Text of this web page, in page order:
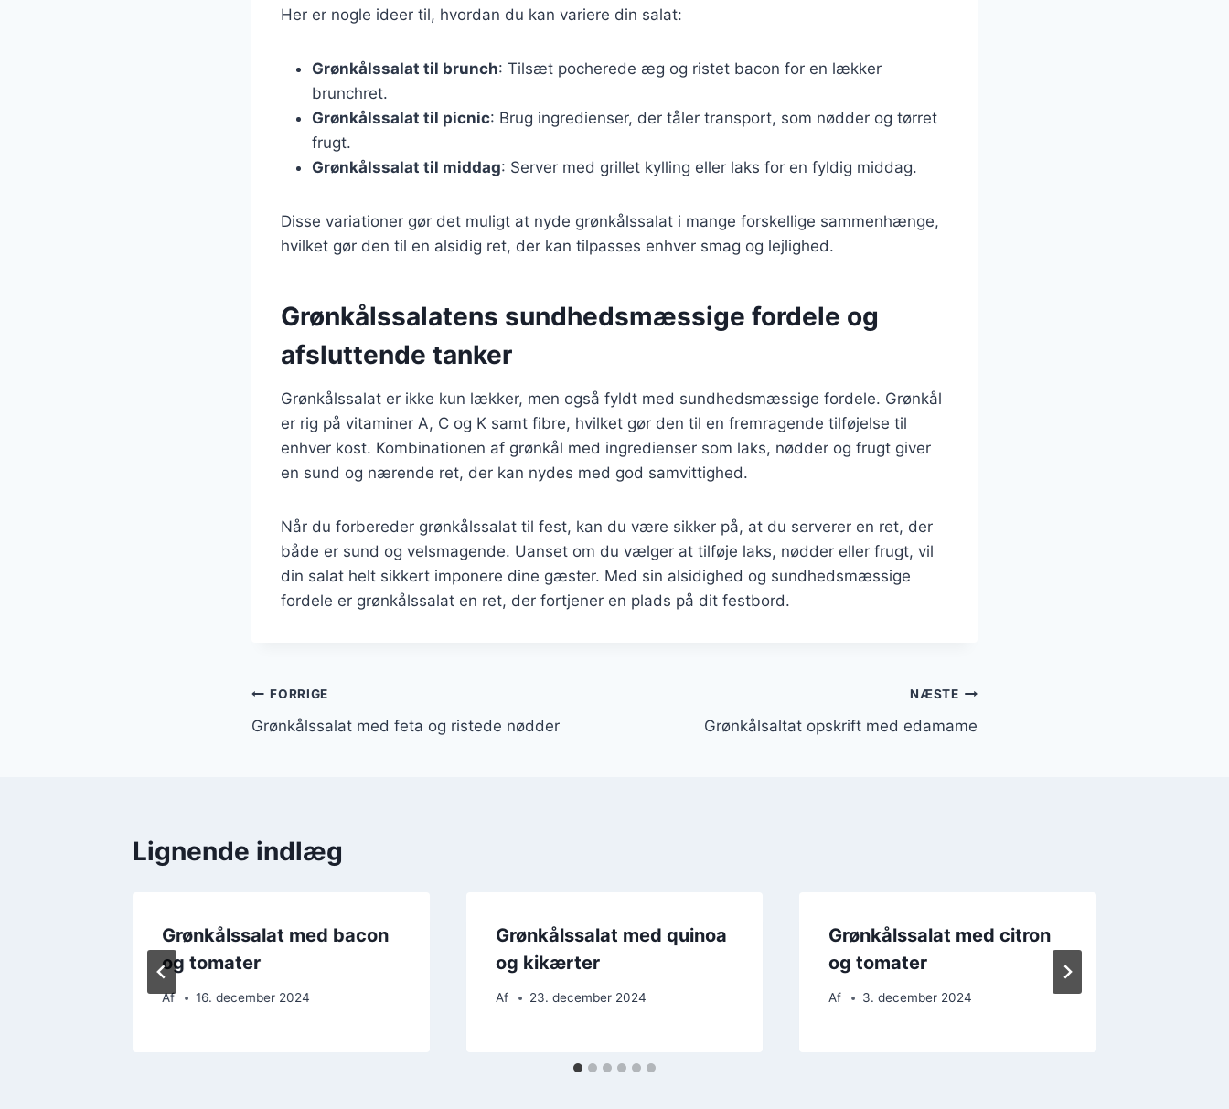
Her er nogle ideer til, hvordan du kan variere din salat:
Grønkålssalat til brunch: Tilsæt pocherede æg og ristet bacon for en lækker
brunchret.
Grønkålssalat til picnic: Brug ingredienser, der tåler transport, som nødder og tørret
frugt.
Grønkålssalat til middag: Server med grillet kylling eller laks for en fyldig middag.
Disse variationer gør det muligt at nyde grønkålssalat i mange forskellige sammenhænge,
hvilket gør den til en alsidig ret, der kan tilpasses enhver smag og lejlighed.
Grønkålssalatens sundhedsmæssige fordele og
afsluttende tanker
Grønkålssalat er ikke kun lækker, men også fyldt med sundhedsmæssige fordele. Grønkål
er rig på vitaminer A, C og K samt fibre, hvilket gør den til en fremragende tilføjelse til
enhver kost. Kombinationen af grønkål med ingredienser som laks, nødder og frugt giver
en sund og nærende ret, der kan nydes med god samvittighed.
Når du forbereder grønkålssalat til fest, kan du være sikker på, at du serverer en ret, der
både er sund og velsmagende. Uanset om du vælger at tilføje laks, nødder eller frugt, vil
din salat helt sikkert imponere dine gæster. Med sin alsidighed og sundhedsmæssige
fordele er grønkålssalat en ret, der fortjener en plads på dit festbord.
Indlægsnavigation
FORRIGE
Grønkålssalat med feta og ristede nødder
NÆSTE
Grønkålsaltat opskrift med edamame
Lignende indlæg
Grønkålssalat med bacon
og tomater
Af 16. december 2024
Grønkålssalat med quinoa
og kikærter
Af 23. december 2024
Grønkålssalat med citron
og tomater
Af 3. december 2024